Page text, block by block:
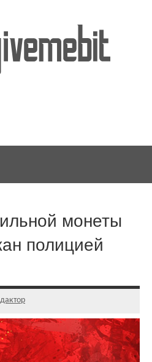
монеты
полицией